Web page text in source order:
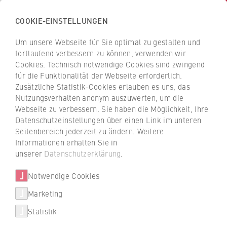
Zurück
Startseite
HWR
Berlin
IVVI Berlin
Institut für Verwaltungsforschung und
Verwaltungsinnovation
Impressum
Anbieterkennzeichnung nach § 6 TDG
Institut für Verwaltungsforschung und
Verwaltungsinnovation (IVVI Berlin)
in der Hochschule für Wirtschaft und Recht Berlin
COOKIE-EINSTELLUNGEN
Um unsere Webseite für Sie optimal zu gestalten und
fortlaufend verbessern zu können, verwenden wir
Cookies. Technisch notwendige Cookies sind zwingend
für die Funktionalität der Webseite erforderlich.
Zusätzliche Statistik-Cookies erlauben es uns, das
Nutzungsverhalten anonym auszuwerten, um die
Webseite zu verbessern. Sie haben die Möglichkeit, Ihre
Datenschutzeinstellungen über einen Link im unteren
Seitenbereich jederzeit zu ändern. Weitere
Informationen erhalten Sie in
unserer Datenschutzerklärung
Notwendige Cookies
Marketing
Statistik